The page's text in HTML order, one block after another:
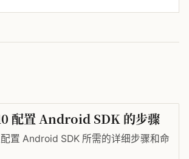
配置 Android SDK 的步骤
置 Android SDK 所需的详细步骤和命